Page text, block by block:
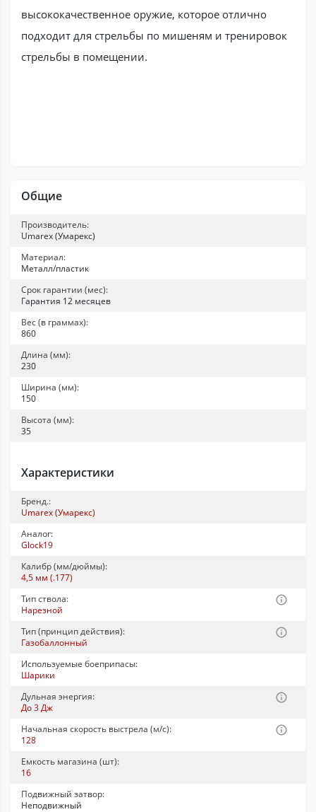
высококачественное оружие, которое отлично
подходит для стрельбы по мишеням и тренировок
стрельбы в помещении.
Общие
Производитель:
Umarex (Умарекс)
Материал:
Металл/пластик
Срок гарантии (мес):
Гарантия 12 месяцев
Вес (в граммах):
860
Длина (мм):
230
Ширина (мм):
150
Высота (мм):
35
Характеристики
Бренд.:
Umarex (Умарекс)
Аналог:
Glock19
Калибр (мм/дюймы):
4,5 мм (.177)
Тип ствола:
Нарезной
Тип (принцип действия):
Газобаллонный
Используемые боеприпасы:
Шарики
Дульная энергия:
До 3 Дж
Начальная скорость выстрела (м/с):
128
Емкость магазина (шт):
16
Подвижный затвор:
Неподвижный